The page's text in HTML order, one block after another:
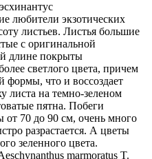
любители экзотических
листьев. Листья большие
с оригинальной
длине покрыты
светлого цвета, причем
формы, что и воссоздает
листа на темно-зеленом
пятна. Побеги
от 70 до 90 см, очень много
разрастается. А цветы
зеленного цвета.
marmoratus T.